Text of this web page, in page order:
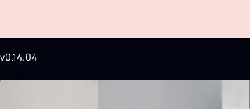
v0.14.04